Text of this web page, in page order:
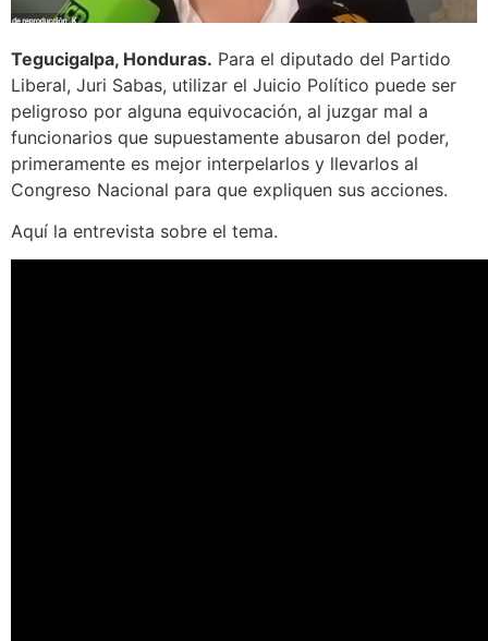
Tegucigalpa, Honduras. Para el diputado del Partido
Liberal, Juri Sabas, utilizar el Juicio Político puede ser
peligroso por alguna equivocación, al juzgar mal a
funcionarios que supuestamente abusaron del poder,
primeramente es mejor interpelarlos y llevarlos al
Congreso Nacional para que expliquen sus acciones.
Aquí la entrevista sobre el tema.